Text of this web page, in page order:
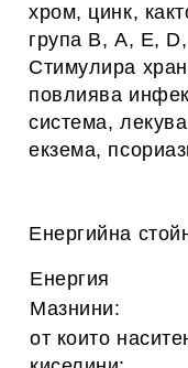
хром, цинк,
група В, А, E,
Стимулира
повлиява
система,
екзема,
Енергийна
Енергия
Мазнини:
от които